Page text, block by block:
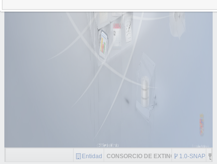
Entidad CONSORCIO DE EXTINCION DE
1.0-